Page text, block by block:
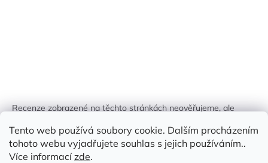
Tento web používá soubory cookie. Dalším procházením
tohoto webu vyjadřujete souhlas s jejich používáním..
Více informacízde.
Recenze zobrazené na těchto stránkách neověřujeme, ale
identifikován.